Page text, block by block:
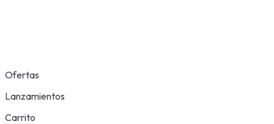
Ofertas
Lanzamientos
Carrito